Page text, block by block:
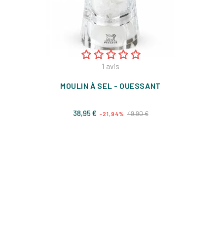
1 avis
MOULIN À SEL - OUESSANT
38,95 € Prix
-21,94% 49,90 €Prix